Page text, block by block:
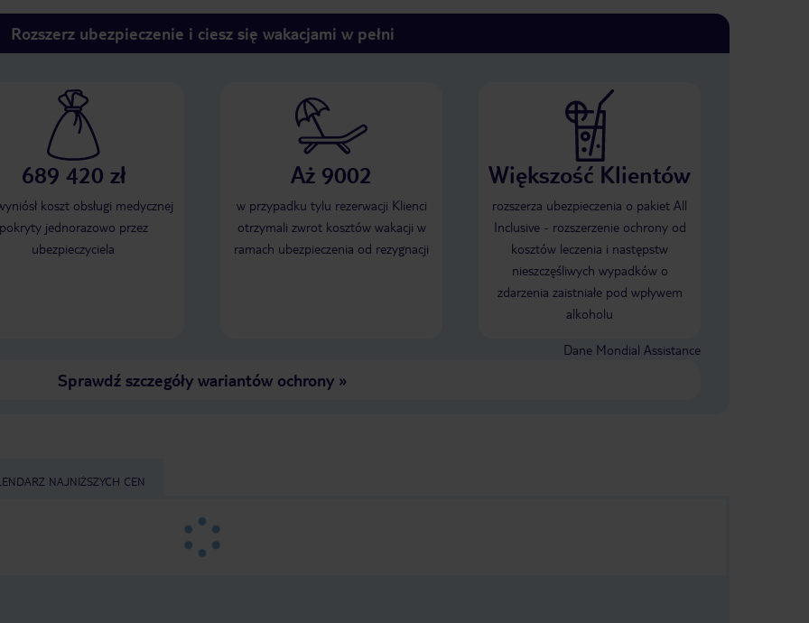
Rozszerz ubezpieczenie i ciesz się wakacjami w pełni
689 420 zł
koszt obsługi medycznej
pokryty jednorazowo przez
ubezpieczyciela
Aż 9002
w przypadku tylu rezerwacji Klienci
otrzymali zwrot kosztów wakacji w
ramach ubezpieczenia od rezygnacji
Większość Klientów
rozszerza ubezpieczenia o pakiet All
Inclusive - rozszerzenie ochrony od
kosztów leczenia i następstw
nieszczęśliwych wypadków o
zdarzenia zaistniałe pod wpływem
alkoholu
Dane Mondial Assistance
Sprawdź szczegóły wariantów ochrony»
NAJNIŻSZYCH CEN